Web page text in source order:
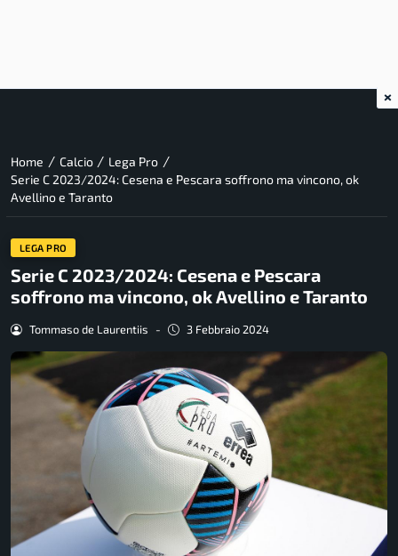
Home / Calcio / Lega Pro /
Serie C 2023/2024: Cesena e Pescara soffrono ma vincono, ok
Avellino e Taranto
LEGA PRO
Serie C 2023/2024: Cesena e Pescara
soffrono ma vincono, ok Avellino e Taranto
Tommaso de Laurentiis - 3 Febbraio 2024
×